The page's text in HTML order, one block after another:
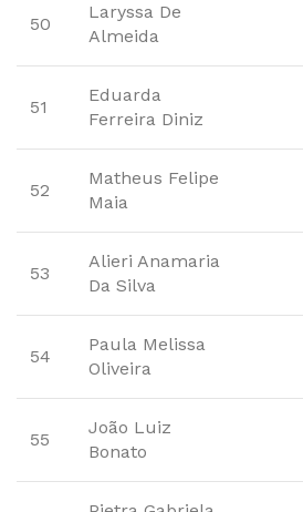
50
Laryssa De
Almeida
51
Eduarda
Ferreira Diniz
52
Matheus Felipe
Maia
53
Alieri Anamaria
Da Silva
54
Paula Melissa
Oliveira
55
João Luiz
Bonato